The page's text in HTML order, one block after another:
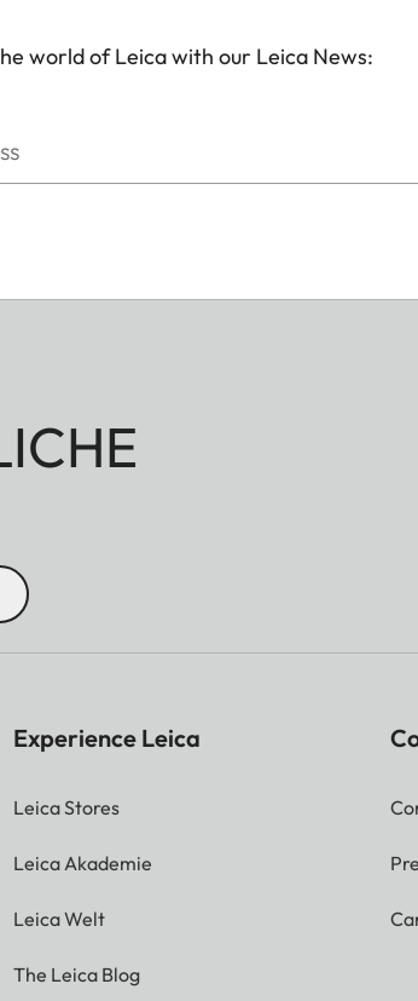
world of Leica with our Leica News:
Experience Leica
Leica Stores
Leica Akademie
Leica Welt
The Leica Blog